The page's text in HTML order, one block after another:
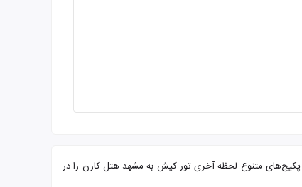
شما میهمانان عزیز است. پکیج‌های متنوع لحظه آخری تور کیش به مشهد هتل کارن را در